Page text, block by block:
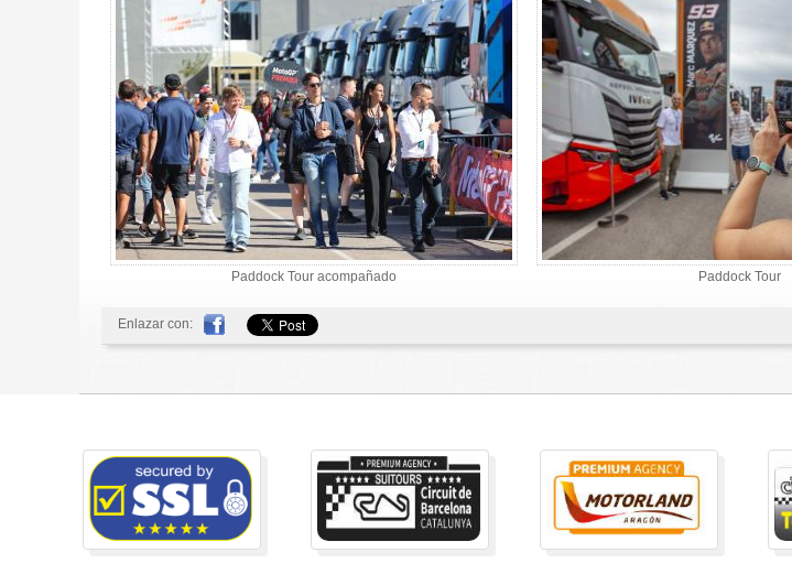
Paddock Tour acompañado Paddock Tour
Enlazar con: